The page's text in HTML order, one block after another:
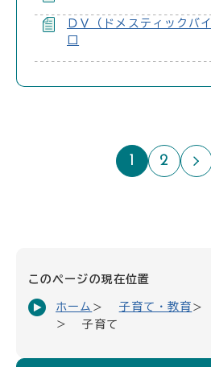
ＤＶ（ドメスティックバ
1 2
このページの現在位置
ホーム 子育て・教育
子育て